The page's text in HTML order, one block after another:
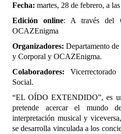
Fecha: martes, 28 de febrero, a
Edición online: A través del
OCAZEnigma
Organizadores: Departamento
y Corporal y OCAZEnigma.
Colaboradores:
Social.
“EL OÍDO EXTENDIDO”, es
pretende acercar el mundo
interpretación musical y
se desarrolla vinculada a los